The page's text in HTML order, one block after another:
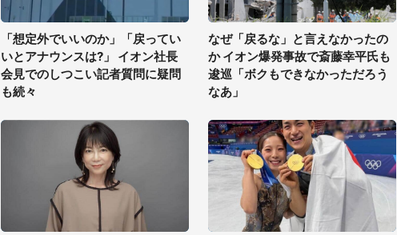
「想定外でいいのか」「戻ってい
いとアナウンスは?」 イオン社長
会見でのしつこい記者質問に疑問
も続々
なぜ「戻るな」と言えなかったの
か イオン爆発事故で斎藤幸平氏も
逡巡「ボクもできなかっただろう
なあ」